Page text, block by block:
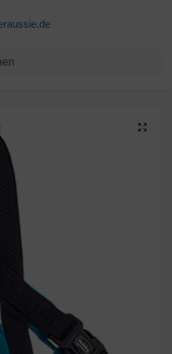
/ Nobby NORWEGER Geschirr “Mesh Preno” türkis,L(L: 60-76 cm + 46 cm; B: 25/35 mm)